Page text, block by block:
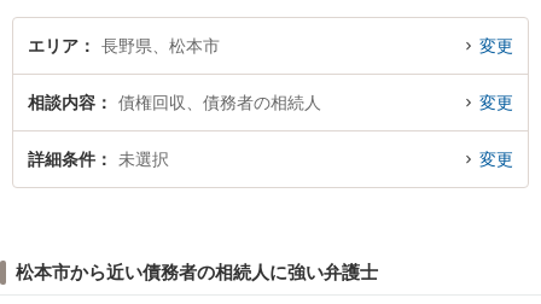
テラス利用可】
エリア 長野県、松本市 変更
相談内容 債権回収、債務者の相続人 変更
詳細条件 未選択 変更
松本市から近い債務者の相続人に強い弁護士